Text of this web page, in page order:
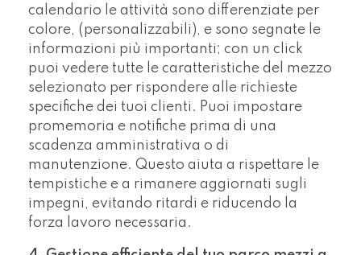
calendario le attività sono differenziate per
colore, (personalizzabili), e sono segnate le
informazioni più importanti; con un click
puoi vedere tutte le caratteristiche del mezzo
selezionato per rispondere alle richieste
specifiche dei tuoi clienti. Puoi impostare
promemoria e notifiche prima di una
scadenza amministrativa o di
manutenzione. Questo aiuta a rispettare le
tempistiche e a rimanere aggiornati sugli
impegni, evitando ritardi e riducendo la
forza lavoro necessaria.